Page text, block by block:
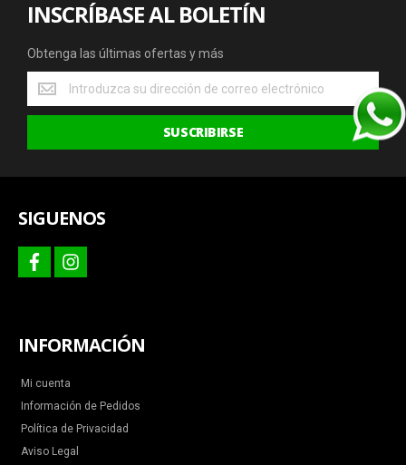
INSCRÍBASE AL BOLETÍN
Obtenga las últimas ofertas y más
Obtenga
las
últimas
y
SUSCRIBIRSE
SIGUENOS
facebookinstagram
INFORMACIÓN
Mi cuenta
Información de Pedidos
Política de Privacidad
Aviso Legal